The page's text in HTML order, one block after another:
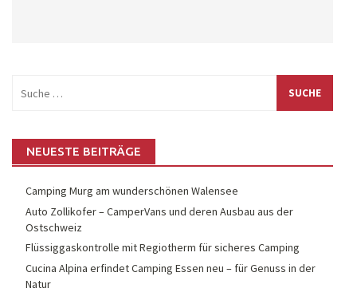
nach:
NEUESTE BEITRÄGE
Camping Murg am wunderschönen Walensee
Auto Zollikofer – CamperVans und deren Ausbau aus der
Ostschweiz
Flüssiggaskontrolle mit Regiotherm für sicheres Camping
Cucina Alpina erfindet Camping Essen neu – für Genuss in der
Natur